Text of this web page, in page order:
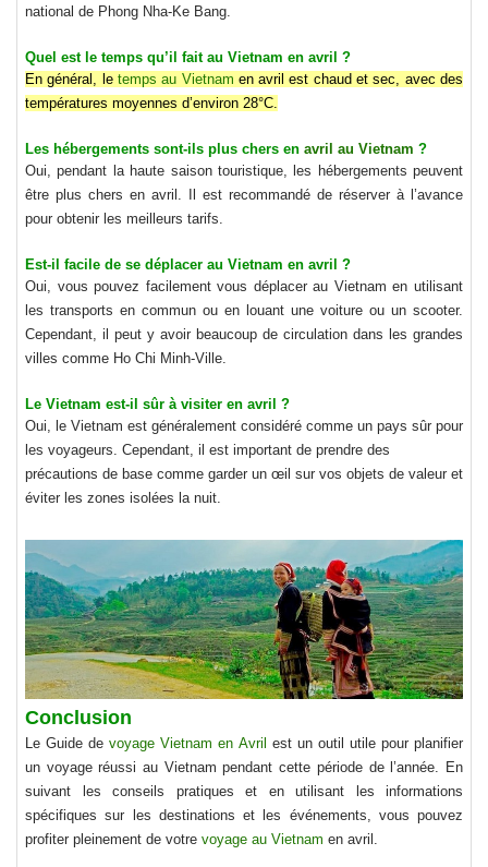
national de Phong Nha-Ke Bang.
Quel est le temps qu’il fait au Vietnam en avril ?
En général, le temps au Vietnam en avril est chaud et sec, avec des
températures moyennes d’environ 28°C.
Les hébergements sont-ils plus chers en avril au Vietnam ?
Oui, pendant la haute saison touristique, les hébergements peuvent
être plus chers en avril. Il est recommandé de réserver à l’avance
pour obtenir les meilleurs tarifs.
Est-il facile de se déplacer au Vietnam en avril ?
Oui, vous pouvez facilement vous déplacer au Vietnam en utilisant
les transports en commun ou en louant une voiture ou un scooter.
Cependant, il peut y avoir beaucoup de circulation dans les grandes
villes comme Ho Chi Minh-Ville.
Le Vietnam est-il sûr à visiter en avril ?
Oui, le Vietnam est généralement considéré comme un pays sûr pour
les voyageurs. Cependant, il est important de prendre des
précautions de base comme garder un œil sur vos objets de valeur et
éviter les zones isolées la nuit.
Conclusion
Le Guide de voyage Vietnam en Avril est un outil utile pour planifier
un voyage réussi au Vietnam pendant cette période de l’année. En
suivant les conseils pratiques et en utilisant les informations
spécifiques sur les destinations et les événements, vous pouvez
profiter pleinement de votre voyage au Vietnam en avril.